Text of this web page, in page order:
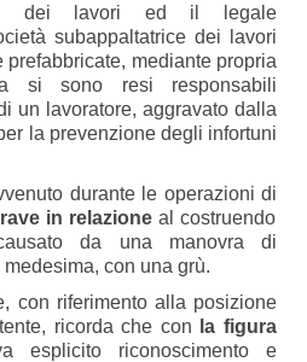
dei lavori ed il legale
subappaltatrice dei lavori
mediante propria
si sono resi responsabili
un lavoratore, aggravato dalla
la prevenzione degli infortuni
durante le operazioni di
in relazione al costruendo
da una manovra di
con una grù.
con riferimento alla posizione
ricorda che con
la figura
esplicito riconoscimento e